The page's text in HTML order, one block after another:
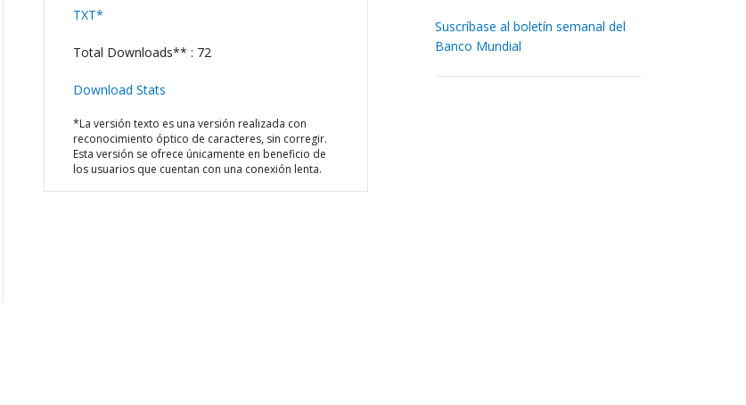
TXT*
Total Downloads** : 72
Download Stats
*La versión texto es una versión realizada con
reconocimiento óptico de caracteres, sin corregir.
Esta versión se ofrece únicamente en beneficio de
los usuarios que cuentan con una conexión lenta.
Suscríbase al boletín semanal del
Banco Mundial